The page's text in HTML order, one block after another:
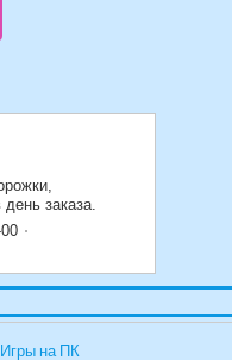
заказа.
Игры на ПК